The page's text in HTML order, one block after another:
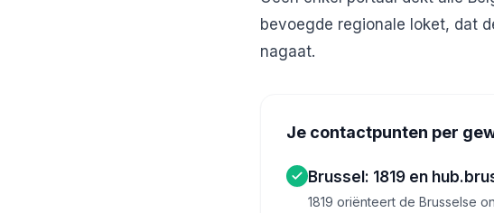
bevoegde regionale loket, dat
nagaat.
Je contactpunten per
Brussel: 1819 en
1819 oriënteert de Brusselse